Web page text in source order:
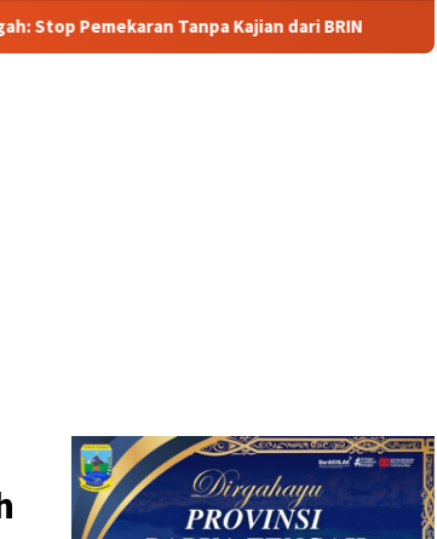
dari BRIN Klarifikasi Nolas Douw: Tarik